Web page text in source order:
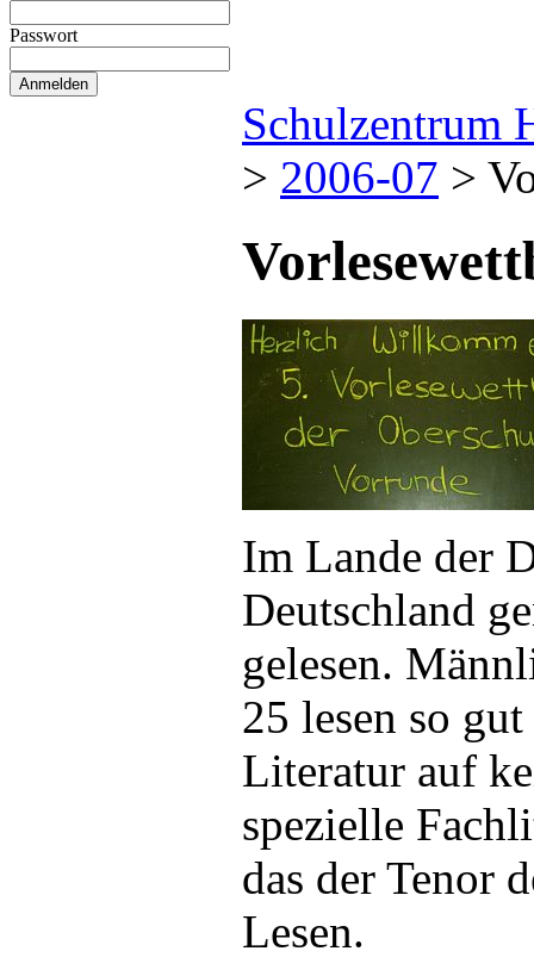
Passwort
Schulzentrum
> 2006-07 >
Im Lande der
Deutschland
gelesen.
25 lesen so
Literatur auf
spezielle
das der Tenor
Lesen.